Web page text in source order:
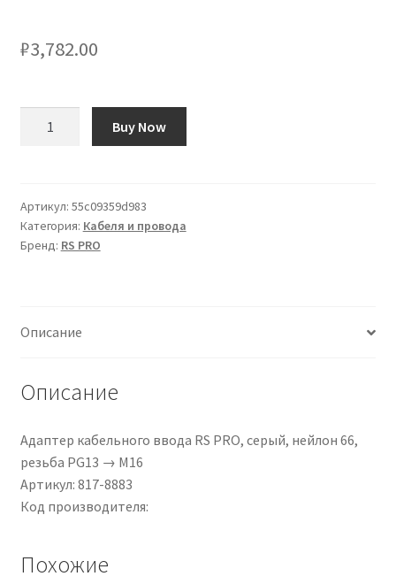
₽3,782.00
pressacavo
RS
PRO,
66,
PG13
→
Buy Now
Артикул: 55c09359d983
Категория: Кабеля и провода
Бренд: RS PRO
Описание
Описание
Адаптер кабельного ввода RS PRO, серый, нейлон 66,
резьба PG13 → M16
Артикул: 817-8883
Код производителя:
Похожие